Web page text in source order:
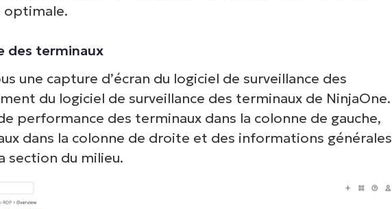
optimale.
des terminaux
une capture d’écran du logiciel de surveillance des
du logiciel de surveillance des terminaux de NinjaOne.
performance des terminaux dans la colonne de gauche,
dans la colonne de droite et des informations générales
section du milieu.